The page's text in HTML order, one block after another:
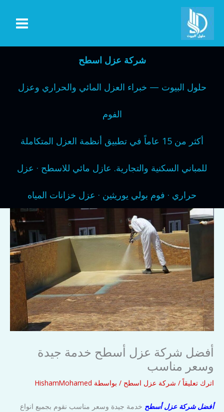
تخطي
المحتوى
شركة عزل اسطح
حلول البيوت — خبراء العزل المائي والحراري وعزل
الفوم
أكثر من 15 عاماً في تطبيق أنظمة العزل المتكاملة
للمباني السكنية والتجارية. عازل مائي للاسطح · عزل
حراري · فوم بولي يوريثين · عزل خزانات المياه
أفضل شركة عزل أسطح خدمة جيدة
وسعر مناسب
اترك تعليقاً / شركة عزل اسطح / بواسطة HishamMohamed
أفضل شركة عزل أسطح خدمة جيدة وسعر مناسب نقوم بجميع انواع